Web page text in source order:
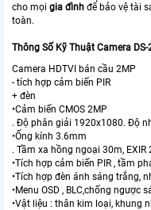
cho mọi gia đình để bảo vệ tài
toàn.
Thông Số Kỹ Thuật Camera DS-
Camera HDTVI bán cầu 2MP
- tích hợp cảm biến PIR
+ đèn
•Cảm biến CMOS 2MP
. Độ phân giải 1920x1080. Độ
•Ống kính 3.6mm
. Tầm xa hồng ngoại 30m,
•Tích hợp cảm biến PIR , tầm
•Tích hợp đèn ánh sáng trắng,
•Menu OSD , BLC,chống ngược
•Vật liệu : thân kim loại, khung